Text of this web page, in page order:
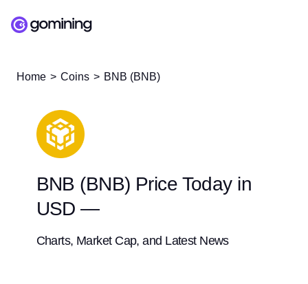
Home Coins BNB (BNB)
BNB (BNB) Price Today in
USD —
Charts, Market Cap, and Latest News